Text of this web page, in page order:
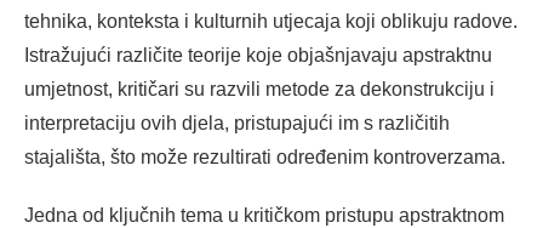
tehnika, konteksta i kulturnih utjecaja koji oblikuju radove.
Istražujući različite teorije koje objašnjavaju apstraktnu
umjetnost, kritičari su razvili metode za dekonstrukciju i
interpretaciju ovih djela, pristupajući im s različitih
stajališta, što može rezultirati određenim kontroverzama.
Jedna od ključnih tema u kritičkom pristupu apstraktnom